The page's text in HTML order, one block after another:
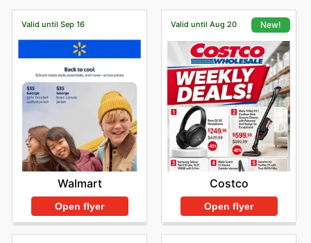
Valid until Sep 16
Walmart
Open flyer
Valid until Aug 20 New!
Costco
Open flyer